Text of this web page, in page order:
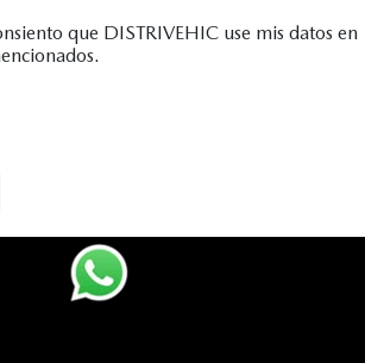
que DISTRIVEHIC use mis datos en